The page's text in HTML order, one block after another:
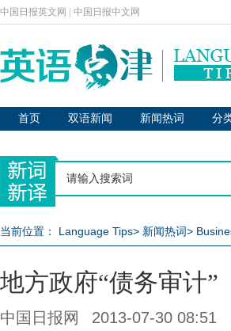
中国日报英文网 中国日报中文网
首页 双语新闻 新闻热词 分
当前位置： Language Tips> 新闻热词>
地方政府“债务审计”
中国日报网 2013-07-30 08:51